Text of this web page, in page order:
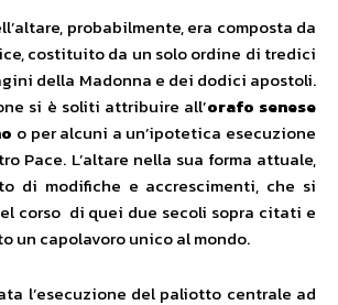
probabilmente, era composta da
costituito da un solo ordine di tredici
della Madonna e dei dodici apostoli.
si è soliti attribuire all’orafo senese
o per alcuni a un’ipotetica esecuzione
Pace. L’altare nella sua forma attuale,
di modifiche e accrescimenti, che si
corso di quei due secoli sopra citati e
un capolavoro unico al mondo.
l’esecuzione del paliotto centrale ad